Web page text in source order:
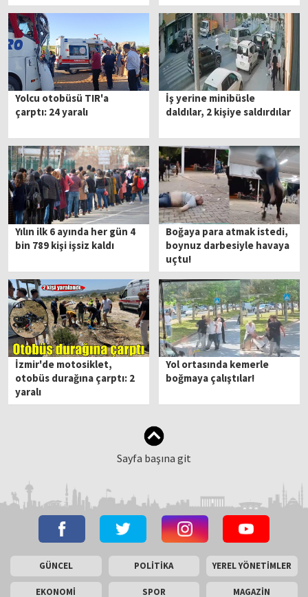
Yolcu otobüsü TIR'a
çarptı: 24 yaralı
İş yerine minibüsle
daldılar, 2 kişiye saldırdılar
Yılın ilk 6 ayında her gün 4
bin 789 kişi işsiz kaldı
Boğaya para atmak istedi,
boynuz darbesiyle havaya
uçtu!
İzmir'de motosiklet,
otobüs durağına çarptı: 2
yaralı
Yol ortasında kemerle
boğmaya çalıştılar!
Sayfa başına git
GÜNCEL POLİTİKA YEREL YÖNETİMLER
EKONOMİ SPOR MAGAZİN